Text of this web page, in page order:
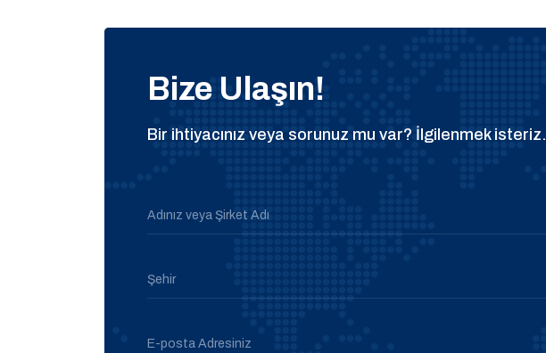
Bize Ulaşın!
Bir ihtiyacınız veya sorunuz mu var? İlgilenmek isteriz.
Adınız veya Şirket Adı
Şehir
E-posta Adresiniz